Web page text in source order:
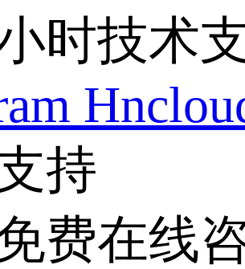
时技术
持
费在线